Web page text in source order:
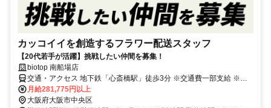
カッコイイを創造するフラワー配送スタッフ
【20代若手が活躍】挑戦したい仲間を募集！
biotop 南船場店
交通・アクセス 地下鉄「心斎橋駅」徒歩3分 ※交通費一部支給 ※自
転車バイク通勤OK
月給281,775円以上
大阪府大阪市中央区